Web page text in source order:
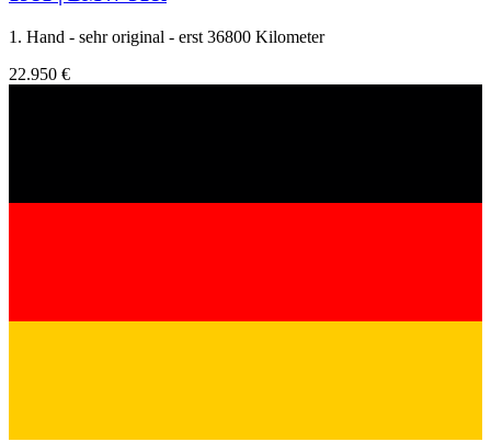
1. Hand - sehr original - erst 36800 Kilometer
22.950 €